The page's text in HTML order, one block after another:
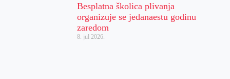
Besplatna školica plivanja
organizuje se jedanaestu godinu
zaredom
8. jul 2026.